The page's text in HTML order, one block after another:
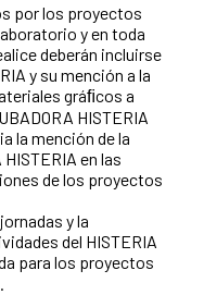
por los proyectos
y en toda
deberán incluirse
y su mención a la
gráﬁcos a
HISTERIA
la mención de la
en las
de los proyectos
y la
del HISTERIA
para los proyectos